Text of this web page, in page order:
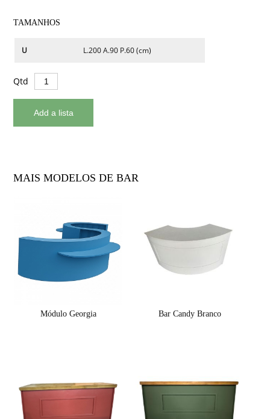
TAMANHOS
U L.200 A.90 P.60 (cm)
Qtd
MAIS MODELOS DE BAR
Módulo Georgia Bar Candy Branco